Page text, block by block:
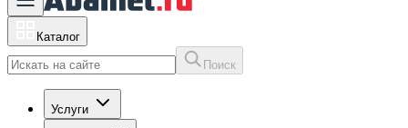
Каталог
Поиск
Услуги